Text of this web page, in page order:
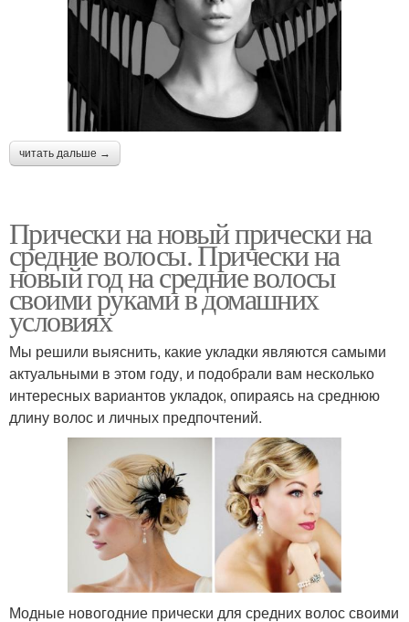
читать дальше →
Прически на новый прически на
средние волосы. Прически на
новый год на средние волосы
своими руками в домашних
условиях
Мы решили выяснить, какие укладки являются самыми
актуальными в этом году, и подобрали вам несколько
интересных вариантов укладок, опираясь на среднюю
длину волос и личных предпочтений.
Модные новогодние прически для средних волос своими